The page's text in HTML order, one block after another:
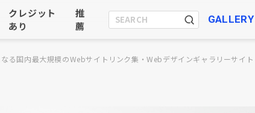
クレジット
あり
推
薦
GALLERY
る国内最大規模のWebサイトリンク集・Webデザインギャラリーサイト